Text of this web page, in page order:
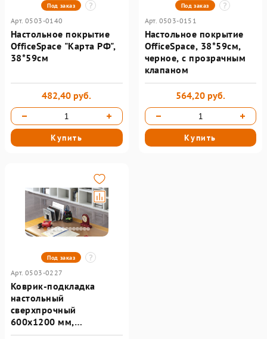
Под заказ
Арт. 0503-0140
Настольное покрытие
OfficeSpace "Карта РФ",
38*59см
482,40 руб.
Купить
Под заказ
Арт. 0503-0151
Настольное покрытие
OfficeSpace, 38*59см,
черное, с прозрачным
клапаном
564,20 руб.
Купить
Под заказ
Арт. 0503-0227
Коврик-подкладка
настольный
сверхпрочный
600х1200 мм,
прозрачный, 1 мм,